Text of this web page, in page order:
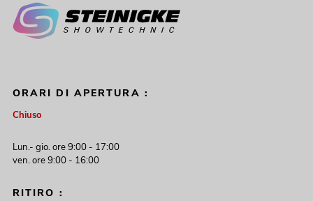
ORARI DI APERTURA :
Chiuso
Lun.- gio. ore 9:00 - 17:00
ven. ore 9:00 - 16:00
RITIRO :